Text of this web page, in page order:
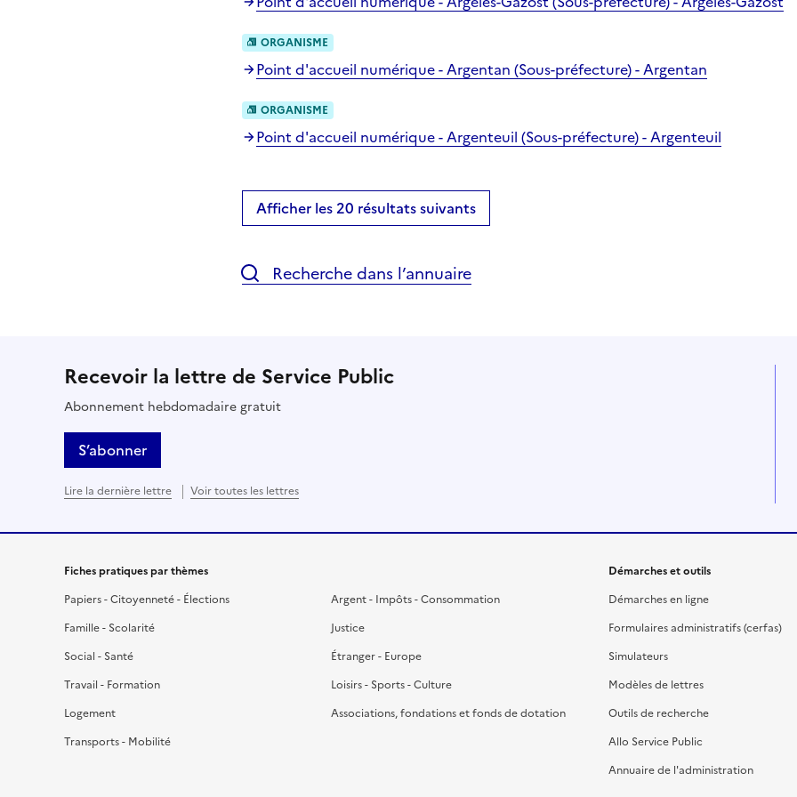
ORGANISME
Point d'accueil numérique - Argentan (Sous-préfecture) - Argentan
ORGANISME
Point d'accueil numérique - Argenteuil (Sous-préfecture) - Argenteuil
Afficher les 20 résultats suivants
Recherche dans l’annuaire
Recevoir la lettre de Service Public
Abonnement hebdomadaire gratuit
S’abonner
Lire la dernière lettre Voir toutes les lettres
Fiches pratiques par thèmes
Papiers - Citoyenneté - Élections
Famille - Scolarité
Social - Santé
Travail - Formation
Logement
Transports - Mobilité
Argent - Impôts - Consommation
Justice
Étranger - Europe
Loisirs - Sports - Culture
Associations, fondations et fonds de dotation
Démarches et outils
Démarches en ligne
Formulaires administratifs (cerfas)
Simulateurs
Modèles de lettres
Outils de recherche
Allo Service Public
Annuaire de l'administration